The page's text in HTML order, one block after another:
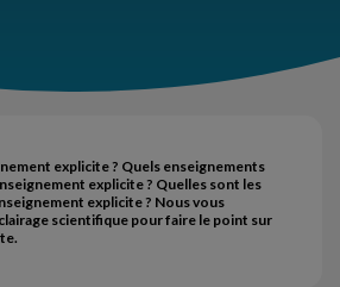
explicite ? Quels enseignements
explicite ? Quelles sont les
explicite ? Nous vous
scientifique pour faire le point sur